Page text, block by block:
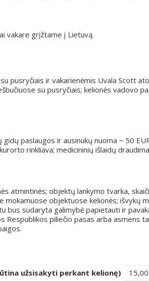
vakare grįžtame į Lietuvą.
pusryčiais ir vakarienėmis Uvala Scott
su pusryčiais; kelionės vadovo
paslaugos ir ausinukų nuoma ~ 50
rinkliava; medicininių išlaidų
atmintinės; objektų lankymo tvarka,
mokamuose objektuose kelionės; išvykų
bus sudaryta galimybė papietauti ir
Respublikos piliečio pasas arba asmens
užsisakyti perkant kelionę)